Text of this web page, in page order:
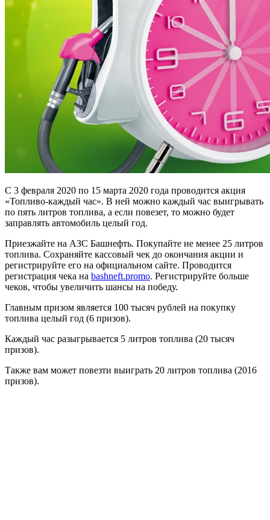
С 3 февраля 2020 по 15 марта 2020 года проводится акция
«Топливо-каждый час». В ней можно каждый час выигрывать
по пять литров топлива, а если повезет, то можно будет
заправлять автомобиль целый год.
Приезжайте на АЗС Башнефть. Покупайте не менее 25 литров
топлива. Сохраняйте кассовый чек до окончания акции и
регистрируйте его на официальном сайте. Проводится
регистрация чека на bashneft.promo. Регистрируйте больше
чеков, чтобы увеличить шансы на победу.
Главным призом является 100 тысяч рублей на покупку
топлива целый год (6 призов).
Каждый час разыгрывается 5 литров топлива (20 тысяч
призов).
Также вам может повезти выиграть 20 литров топлива (2016
призов).